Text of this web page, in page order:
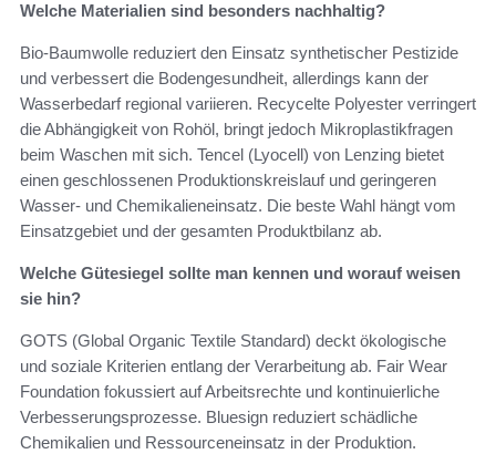
Welche Materialien sind besonders nachhaltig?
Bio-Baumwolle reduziert den Einsatz synthetischer Pestizide
und verbessert die Bodengesundheit, allerdings kann der
Wasserbedarf regional variieren. Recycelte Polyester verringert
die Abhängigkeit von Rohöl, bringt jedoch Mikroplastikfragen
beim Waschen mit sich. Tencel (Lyocell) von Lenzing bietet
einen geschlossenen Produktionskreislauf und geringeren
Wasser- und Chemikalieneinsatz. Die beste Wahl hängt vom
Einsatzgebiet und der gesamten Produktbilanz ab.
Welche Gütesiegel sollte man kennen und worauf weisen
sie hin?
GOTS (Global Organic Textile Standard) deckt ökologische
und soziale Kriterien entlang der Verarbeitung ab. Fair Wear
Foundation fokussiert auf Arbeitsrechte und kontinuierliche
Verbesserungsprozesse. Bluesign reduziert schädliche
Chemikalien und Ressourceneinsatz in der Produktion.